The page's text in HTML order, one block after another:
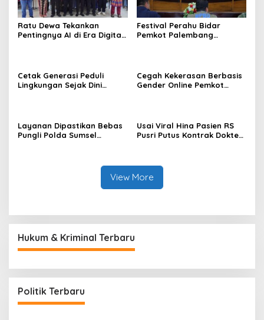
Ratu Dewa Tekankan
Pentingnya AI di Era Digital,
Festival Perahu Bidar
Pemkot Palembang
Cetak Generasi Peduli
Lingkungan Sejak Dini
Cegah Kekerasan Berbasis
Gender Online Pemkot
Layanan Dipastikan Bebas
Pungli Polda Sumsel
Usai Viral Hina Pasien RS
Pusri Putus Kontrak Dokter
View More
Hukum & Kriminal Terbaru
Politik Terbaru